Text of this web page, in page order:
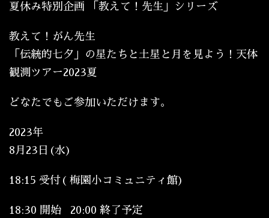
夏休み特別企画 「教えて！先生」シリーズ
教えて！がん先生
「伝統的七夕」の星たちと土星と月を見よう！天体
観測ツアー2023夏
どなたでもご参加いただけます。
2023年
8月23日(水)
18:15 受付( 梅園小コミュニティ館)
18:30 開始 20:00 終了予定